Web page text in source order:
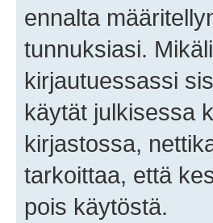
ennalta
tunnuksiasi.
kirjautuessassi
käytät julkisessa
kirjastossa,
tarkoittaa, että
pois käytöstä.